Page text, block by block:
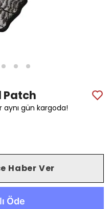
Patch
aynı gün kargoda!
Haber Ver